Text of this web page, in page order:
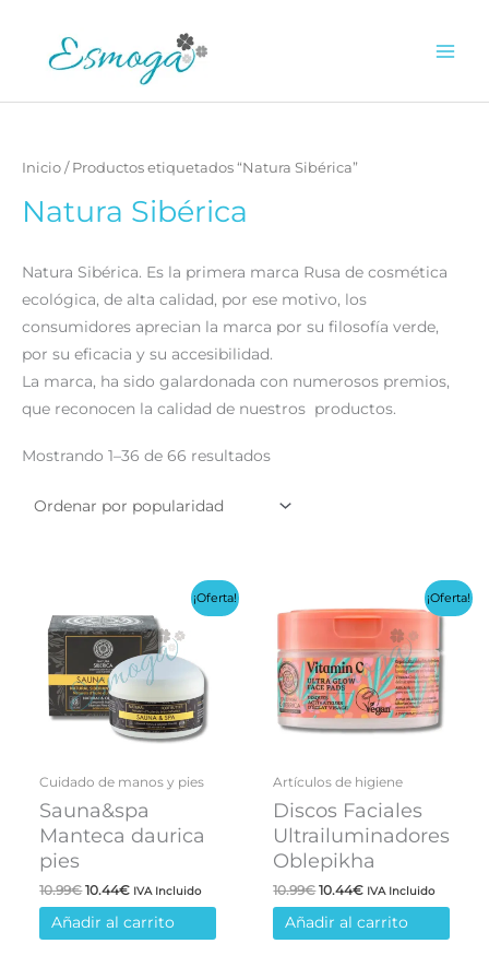
contenido
Inicio / Productos etiquetados “Natura Sibérica”
Natura Sibérica
Natura Sibérica. Es la primera marca Rusa de cosmética
ecológica, de alta calidad, por ese motivo, los
consumidores aprecian la marca por su filosofía verde,
por su eficacia y su accesibilidad.
La marca, ha sido galardonada con numerosos premios,
que reconocen la calidad de nuestros productos.
Mostrando 1–36 de 66 resultadosOrdenado
¡Oferta!
Cuidado de manos y pies
Sauna&spa
Manteca daurica
pies
10.99€El
precio
original
era:
10.44€El
precio
actual
es:
IVA Incluido
Añadir al carrito
¡Oferta!
Artículos de higiene
Discos Faciales
Ultrailuminadores
Oblepikha
10.99€El
precio
original
era:
10.44€El
precio
actual
es:
IVA Incluido
Añadir al carrito